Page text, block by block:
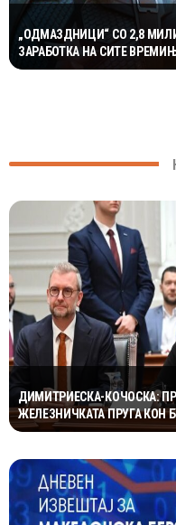
„ОДМАЗДНИЦИ“ СО 2,8
ЗАРАБОТКА НА СИТЕ
ДИМИТРИЕСКА-КОЧОСКА:
ЖЕЛЕЗНИЧКАТА ПРУГА КОН
ПРЕДУСЛОВИ